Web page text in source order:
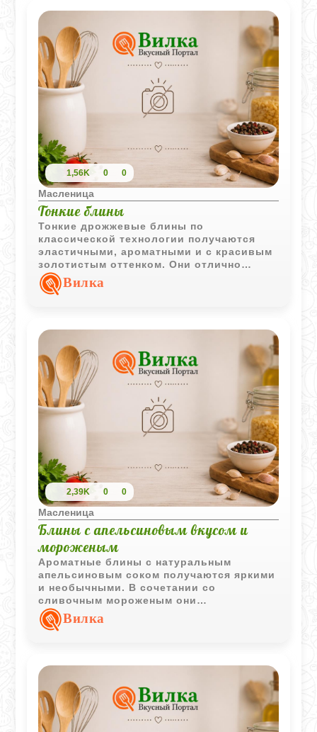
1,56K 0 0
Масленица
Тонкие блины
Тонкие дрожжевые блины по
классической технологии получаются
эластичными, ароматными и с красивым
золотистым оттенком. Они отлично
подходят как для самостоятельной
подачи, так и для разнообразных
Вилка
2,39K 0 0
Масленица
Блины с апельсиновым вкусом и
мороженым
Ароматные блины с натуральным
апельсиновым соком получаются яркими
и необычными. В сочетании со
сливочным мороженым они
превращаются в эффектный десерт,
который подойдёт как для семейного
Вилка